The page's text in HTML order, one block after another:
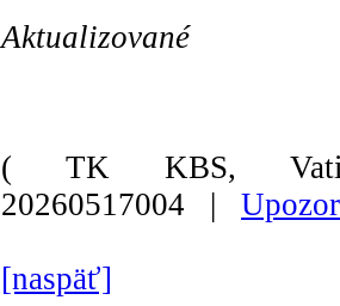
Aktualizované
( TK KBS,
20260517004 |
[naspäť]